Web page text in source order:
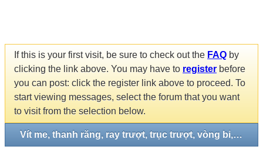
If this is your first visit, be sure to check out the FAQ by
clicking the link above. You may have to register before
you can post: click the register link above to proceed. To
start viewing messages, select the forum that you want
to visit from the selection below.
Vít me, thanh răng, ray trượt, trục trượt, vòng bi, gối đở...